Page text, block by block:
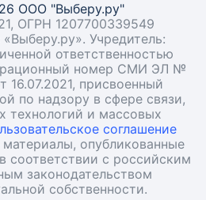
ООО "Выберу.ру"
ОГРН 1207700339549
Учредитель:
ответственностью
номер СМИ ЭЛ №
присвоенный
по надзору в сфере связи,
технологий и массовых
соглашение
опубликованные
соответствии с российским
законодательством
собственности.